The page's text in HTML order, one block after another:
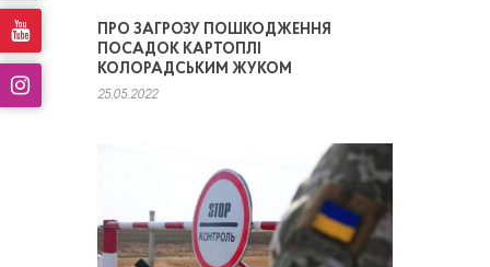
ПРО ЗАГРОЗУ ПОШКОДЖЕННЯ
ПОСАДОК КАРТОПЛІ
КОЛОРАДСЬКИМ ЖУКОМ
25.05.2022